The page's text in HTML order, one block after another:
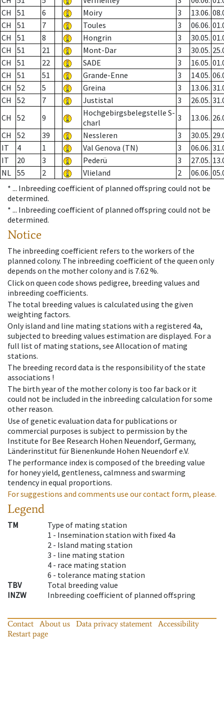
CH
51 6 Moiry 3 13.06.
CH
51 7 Toules 3 06.06.
CH
51 8 Hongrin 3 30.05.
CH
51 21 Mont-Dar 3 30.05.
CH
51 22 SADE 3 16.05.
CH
51 51 Grande-Enne 3 14.05.
CH
52 5 Greina 3 13.06.
CH
52 7 Justistal 3 26.05.
CH
52 9
Hochgebirgsbelegstelle S-
charl
3 13.06.
CH
52 39 Nessleren 3 30.05.
IT
4 1 Val Genova (TN) 3 06.06.
IT
20 3 Pederü 3 27.05.
NL 55 2 Vlieland 2 06.06.
* ... Inbreeding coefficient of planned offspring could not be
determined.
* ... Inbreeding coefficient of planned offspring could not be
determined.
Notice
The inbreeding coefficient refers to the workers of the
planned colony. The inbreeding coefficient of the queen only
depends on the mother colony and is 7.62 %.
Click on queen code shows pedigree, breeding values and
inbreeding coefficients.
The total breeding values is calculated using the given
weighting factors.
Only island and line mating stations with a registered 4a,
subjected to breeding values estimation are displayed. For a
full list of mating stations, see Allocation of mating
stations.
The breeding record data is the responsibility of the state
associations !
The birth year of the mother colony is too far back or it
could not be included in the inbreeding calculation for some
other reason.
Use of genetic evaluation data for publications or
commercial purposes is subject to permission by the
Institute for Bee Research Hohen Neuendorf, Germany,
Länderinstitut für Bienenkunde Hohen Neuendorf e.V.
The performance index is composed of the breeding value
for honey yield, gentleness, calmness and swarming
tendency in equal proportions.
For suggestions and comments use our contact form, please.
Legend
TM
Type of mating station
1 - Insemination station with fixed 4a
2 - Island mating station
3 - line mating station
4 - race mating station
6 - tolerance mating station
TBV
Total breeding value
INZW
Inbreeding coefficient of planned offspring
Contact About us Data privacy statement
Accessibility
Restart page